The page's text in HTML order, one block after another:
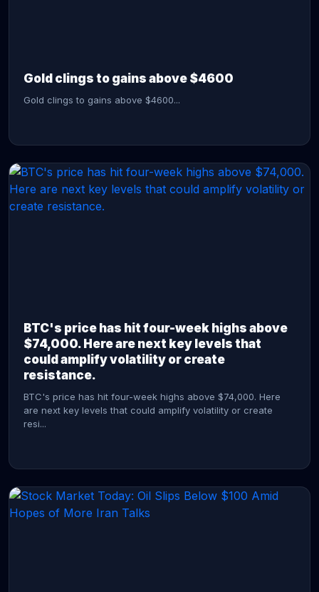
Gold clings to gains above $4600
Gold clings to gains above $4600...
BTC's price has hit four-week highs above
$74,000. Here are next key levels that
could amplify volatility or create
resistance.
BTC's price has hit four-week highs above $74,000. Here
are next key levels that could amplify volatility or create
resi...